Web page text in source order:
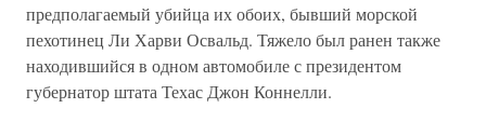
предполагаемый убийца их обоих, бывший морской
пехотинец Ли Харви Освальд. Тяжело был ранен также
находившийся в одном автомобиле с президентом
губернатор штата Техас Джон Коннелли.